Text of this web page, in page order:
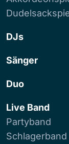
DJs
Sänger
Duo
Live Band
Partyband
Schlagerband